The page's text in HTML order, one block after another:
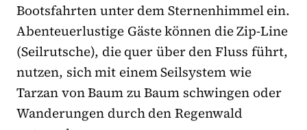
Bootsfahrten unter dem Sternenhimmel ein.
Abenteuerlustige Gäste können die Zip-Line
(Seilrutsche), die quer über den Fluss führt,
nutzen, sich mit einem Seilsystem wie
Tarzan von Baum zu Baum schwingen oder
Wanderungen durch den Regenwald